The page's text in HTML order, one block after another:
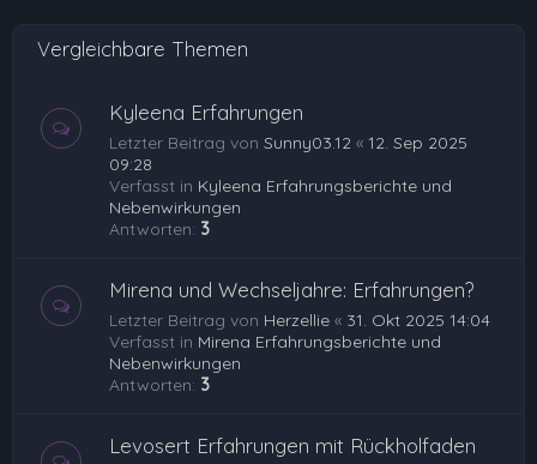
Vergleichbare Themen
Kyleena Erfahrungen
Letzter Beitrag von Sunny03.12 « 12. Sep 2025
09:28
Verfasst in Kyleena Erfahrungsberichte und
Nebenwirkungen
Antworten: 3
Mirena und Wechseljahre: Erfahrungen?
Letzter Beitrag von Herzellie « 31. Okt 2025 14:04
Verfasst in Mirena Erfahrungsberichte und
Nebenwirkungen
Antworten: 3
Levosert Erfahrungen mit Rückholfaden